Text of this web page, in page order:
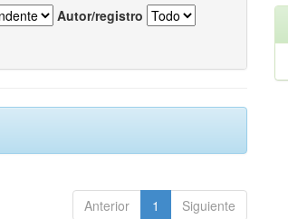
Autor/registro
Anterior 1 Siguiente